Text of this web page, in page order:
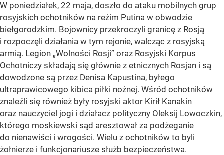
W poniedziałek, 22 maja, doszło do ataku mobilnych grup
rosyjskich ochotników na reżim Putina w obwodzie
biełgorodzkim. Bojownicy przekroczyli granicę z Rosją
i rozpoczęli działania w tym rejonie, walcząc z rosyjską
armią. Legion „Wolności Rosji” oraz Rosyjski Korpus
Ochotniczy składają się głównie z etnicznych Rosjan i są
dowodzone są przez Denisa Kapustina, byłego
ultraprawicowego kibica piłki nożnej. Wśród ochotników
znaleźli się również były rosyjski aktor Kirił Kanakin
oraz nauczyciel jogi i działacz polityczny Oleksij Lowoczkin,
którego moskiewski sąd aresztował za podżeganie
do nienawiści i wrogości. Wielu z ochotników to byli
żołnierze i funkcjonariusze służb bezpieczeństwa.